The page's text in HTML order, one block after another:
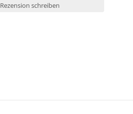
Rezension schreiben